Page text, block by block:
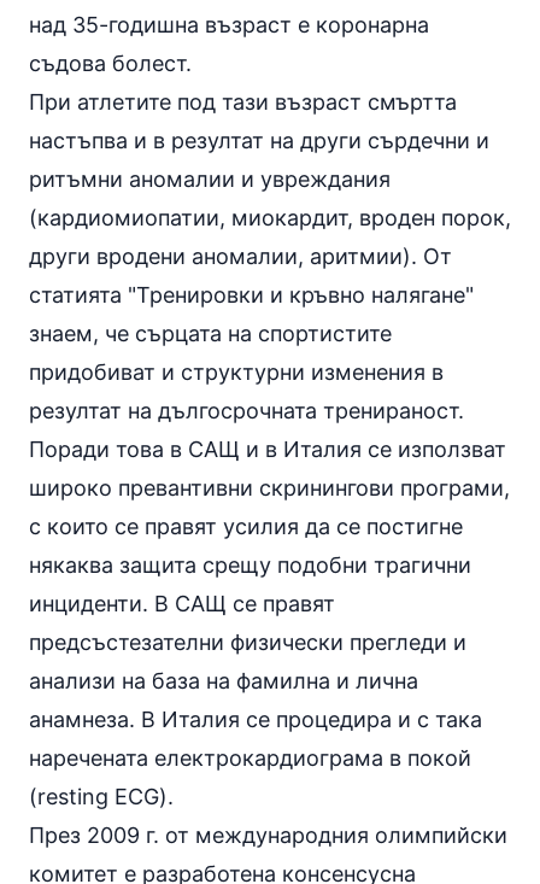
над 35-годишна възраст е коронарна
съдова болест.
При атлетите под тази възраст смъртта
настъпва и в резултат на други сърдечни и
ритъмни аномалии и увреждания
(кардиомиопатии, миокардит, вроден порок,
други вродени аномалии, аритмии). От
статията "Тренировки и кръвно налягане"
знаем, че сърцата на спортистите
придобиват и структурни изменения в
резултат на дългосрочната тренираност.
Поради това в САЩ и в Италия се използват
широко превантивни скринингови програми,
с които се правят усилия да се постигне
някаква защита срещу подобни трагични
инциденти. В САЩ се правят
предсъстезателни физически прегледи и
анализи на база на фамилна и лична
анамнеза. В Италия се процедира и с така
наречената електрокардиограма в покой
(resting ECG).
През 2009 г. от международния олимпийски
комитет е разработена консенсусна